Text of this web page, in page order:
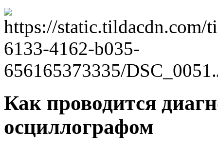
Как проводится
осциллографом